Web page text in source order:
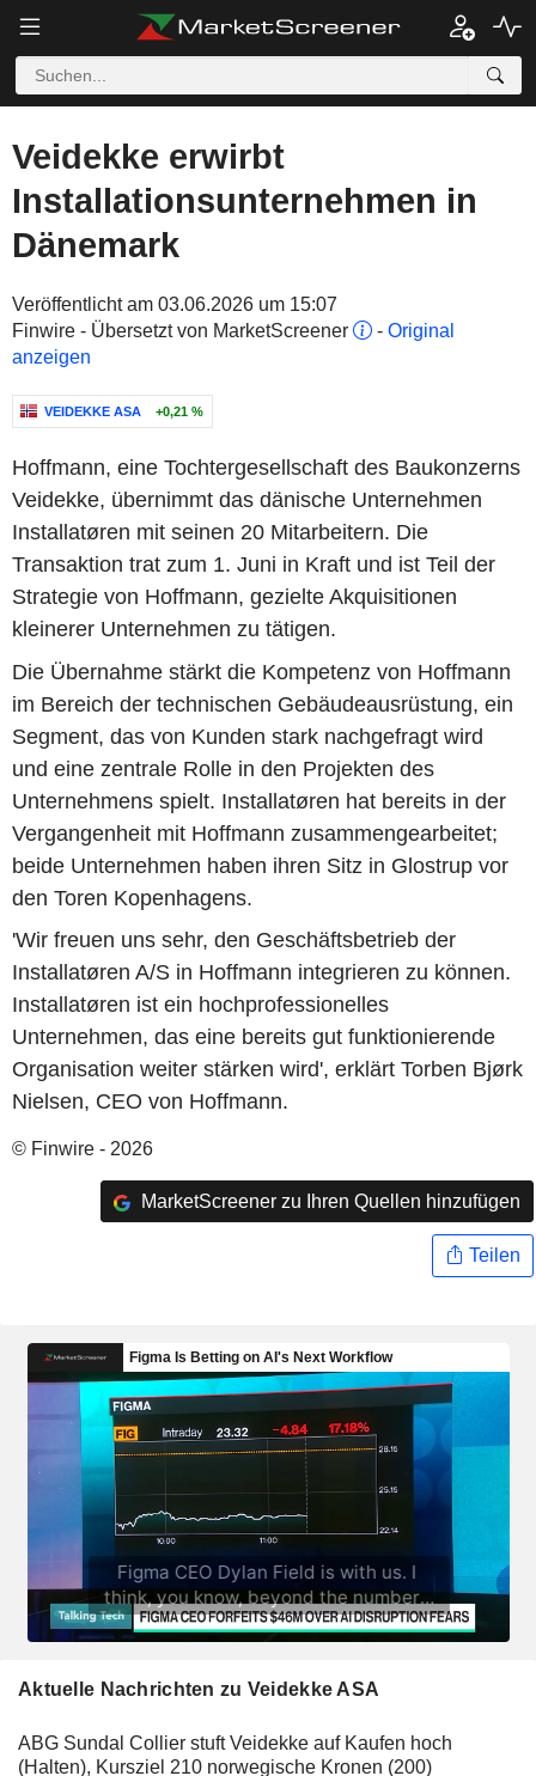
Veidekke erwirbt
Installationsunternehmen in
Dänemark
Veröffentlicht am 03.06.2026 um 15:07
Finwire - Übersetzt von MarketScreener
- Original
anzeigen
VEIDEKKE ASA +0,21 %
Hoffmann, eine Tochtergesellschaft des Baukonzerns
Veidekke, übernimmt das dänische Unternehmen
Installatøren mit seinen 20 Mitarbeitern. Die
Transaktion trat zum 1. Juni in Kraft und ist Teil der
Strategie von Hoffmann, gezielte Akquisitionen
kleinerer Unternehmen zu tätigen.
Die Übernahme stärkt die Kompetenz von Hoffmann
im Bereich der technischen Gebäudeausrüstung, ein
Segment, das von Kunden stark nachgefragt wird
und eine zentrale Rolle in den Projekten des
Unternehmens spielt. Installatøren hat bereits in der
Vergangenheit mit Hoffmann zusammengearbeitet;
beide Unternehmen haben ihren Sitz in Glostrup vor
den Toren Kopenhagens.
'Wir freuen uns sehr, den Geschäftsbetrieb der
Installatøren A/S in Hoffmann integrieren zu können.
Installatøren ist ein hochprofessionelles
Unternehmen, das eine bereits gut funktionierende
Organisation weiter stärken wird', erklärt Torben Bjørk
Nielsen, CEO von Hoffmann.
© Finwire - 2026
MarketScreener zu Ihren Quellen hinzufügen
Teilen
Aktuelle Nachrichten zu Veidekke ASA
ABG Sundal Collier stuft Veidekke auf Kaufen hoch
(Halten), Kursziel 210 norwegische Kronen (200)